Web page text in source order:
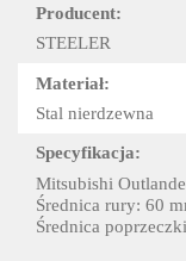
Producent:
STEELER
Materiał:
Stal nierdzewna
Specyfikacja:
Mitsubishi
Średnica rury: 60
Średnica